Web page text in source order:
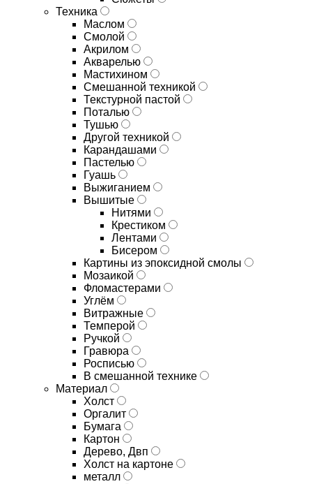
Техника
Маслом
Смолой
Акрилом
Акварелью
Мастихином
Смешанной техникой
Текстурной пастой
Поталью
Тушью
Другой техникой
Карандашами
Пастелью
Гуашь
Выжиганием
Вышитые
Нитями
Крестиком
Лентами
Бисером
Картины из эпоксидной смолы
Мозаикой
Фломастерами
Углём
Витражные
Темперой
Ручкой
Гравюра
Росписью
В смешанной технике
Материал
Холст
Оргалит
Бумага
Картон
Дерево, Двп
Холст на картоне
металл